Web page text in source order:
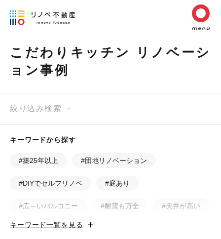
こだわりキッチン リノベーシ
ョン事例
絞り込み検索
キーワードから探す
#築25年以上 #団地リノベーション
#DIYでセルフリノベ #庭あり
#広～いバルコニー #耐震も万全 #天井が高い
#カフェ風 #昭和レトロ
キーワード一覧を見る